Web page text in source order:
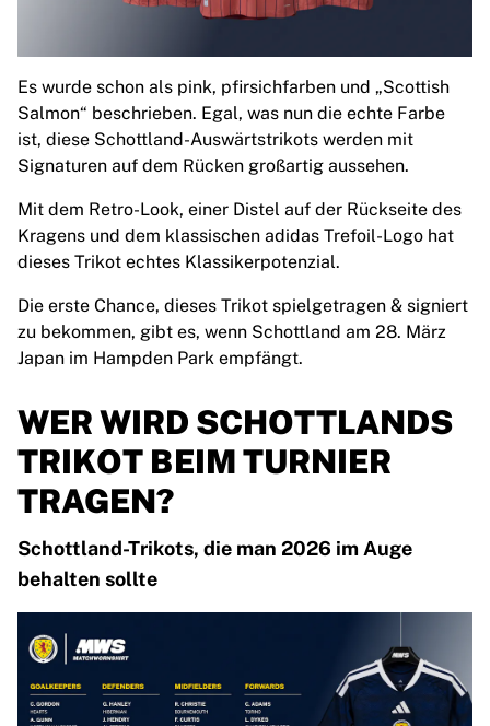
View all Cricket
Ice Hockey
Aalborg Pirates
Tre Kronor
NHL Alumni
Other
Glory Kickboxing
Team Liquid
Trikot einrahmen
Trikot-Authentifizierung
Meine Sammlung
Es wurde schon als pink, pfirsichfarben und „Scottish
Salmon“ beschrieben. Egal, was nun die echte Farbe
ist, diese Schottland-Auswärtstrikots werden mit
Signaturen auf dem Rücken großartig aussehen.
Mit dem Retro-Look, einer Distel auf der Rückseite des
Kragens und dem klassischen adidas Trefoil-Logo hat
dieses Trikot echtes Klassikerpotenzial.
Die erste Chance, dieses Trikot spielgetragen & signiert
zu bekommen, gibt es, wenn Schottland am 28. März
Japan im Hampden Park empfängt.
WER WIRD SCHOTTLANDS
TRIKOT BEIM TURNIER
TRAGEN?
Schottland-Trikots, die man 2026 im Auge
behalten sollte